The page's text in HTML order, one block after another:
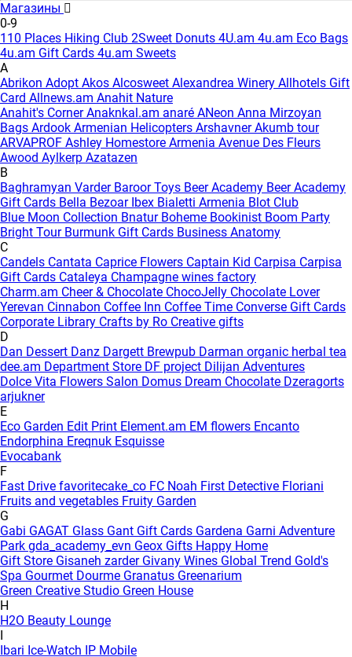
Магазины
0-9
110 Places Hiking Club 2Sweet Donuts 4U.am 4u.am Eco Bags
4u.am Gift Cards 4u.am Sweets
A
Abrikon Adopt Akos Alcosweet Alexandrea Winery Allhotels Gift
Card Allnews.am Anahit Nature
Anahit's CornerAnaknkal.am anaré ANeon Anna Mirzoyan
Bags Ardook Armenian Helicopters Arshavner Akumb tour
ARVAPROF Ashley Homestore Armenia Avenue Des Fleurs
Awood Aylkerp Azatazen
B
Baghramyan Varder Baroor Toys Beer Academy Beer Academy
Gift Cards Bella Bezoar Ibex Bialetti Armenia Blot Club
Blue Moon Collection Bnatur Boheme Bookinist Boom Party
Bright Tour Burmunk Gift Cards Business Anatomy
C
Candels Cantata Caprice Flowers Captain Kid Carpisa Carpisa
Gift Cards Cataleya Champagne wines factory
Charm.am Cheer & Chocolate ChocoJelly Chocolate Lover
Yerevan Cinnabon Coffee Inn Coffee Time Converse Gift Cards
Corporate Library Crafts by Ro Creative gifts
D
Dan Dessert Danz Dargett Brewpub Darman organic herbal tea
dee.am Department Store DF project Dilijan Adventures
Dolce Vita Flowers Salon Domus Dream Chocolate Dzeragorts
arjukner
E
Eco Garden Edit Print Element.am EM flowers Encanto
Endorphina Ereqnuk Esquisse
Evocabank
F
Fast Drive favoritecake_co FC Noah First Detective Floriani
Fruits and vegetables Fruity Garden
G
Gabi GAGAT Glass Gant Gift Cards Gardena Garni Adventure
Park gda_academy_evn Geox Gifts Happy Home
Gift Store Gisaneh zarder Givany Wines Global Trend Gold's
Spa Gourmet Dourme Granatus Greenarium
Green Creative Studio Green House
H
H2O Beauty Lounge
I
Ibari Ice-Watch IP Mobile